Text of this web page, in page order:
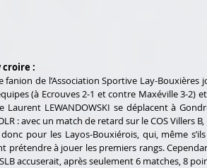
croire :
fanion de l’Association Sportive Lay-
(à Ecrouves 2-1 et contre Maxéville 3-2)
Laurent LEWANDOWSKI se déplacent à
: avec un match de retard sur le COS Villers
pour les Layos-Bouxiérois, qui, même
prétendre à jouer les premiers rangs.
accuserait, après seulement 6 matches, 8